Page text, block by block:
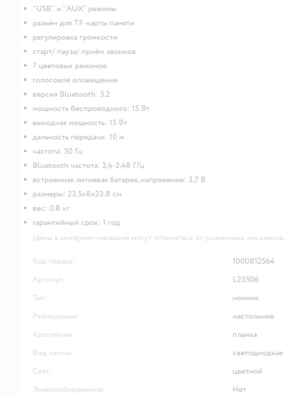
"USB" и "AUX" режимы
разъём для TF-карты памяти
регулировка громкости
старт/ пауза/ приём звонков
7 цветовых режимов
голосовое оповещение
версия Bluetooth: 5.2
мощность беспроводного: 15 Вт
выходная мощность: 15 Вт
дальность передачи: 10 м
частота: 50 Гц
Bluetooth частота: 2,4-2,48 ГГц
встроенная литиевая батарея, напряжение: 3,7 В
размеры: 23.5x8x23.8 см
вес: 0.8 кг
гарантийный срок: 1 год
Цены в интернет-магазине могут отличаться от розничных магазинов.
Код товара:
1000812564
Артикул:
L23506
Тип:
ночник
Размещение:
настольное
Крепление:
планка
Вид лампы:
светодиодная
Свет:
цветной
Энергосбережение:
Нет